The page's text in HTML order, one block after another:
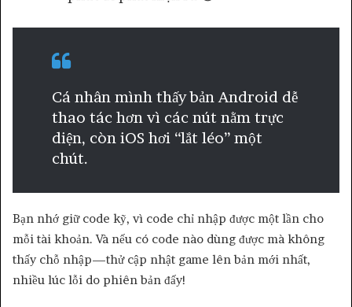
Cá nhân mình thấy bản Android dễ
thao tác hơn vì các nút nằm trực
diện, còn iOS hơi “lắt léo” một
chút.
Bạn nhớ giữ code kỹ, vì code chỉ nhập được một lần cho
mỗi tài khoản. Và nếu có code nào dùng được mà không
thấy chỗ nhập—thử cập nhật game lên bản mới nhất,
nhiều lúc lỗi do phiên bản đấy!